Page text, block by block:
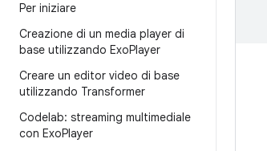
Per iniziare
Creazione di un media player di
base utilizzando ExoPlayer
Creare un editor video di base
utilizzando Transformer
Codelab: streaming multimediale
con ExoPlayer